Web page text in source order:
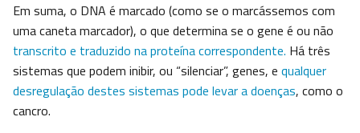
Em suma, o DNA é marcado (como se o marcássemos com
uma caneta marcador), o que determina se o gene é ou não
transcrito e traduzido na proteína correspondente. Há três
sistemas que podem inibir, ou “silenciar”, genes, e qualquer
desregulação destes sistemas pode levar a doenças, como o
cancro.